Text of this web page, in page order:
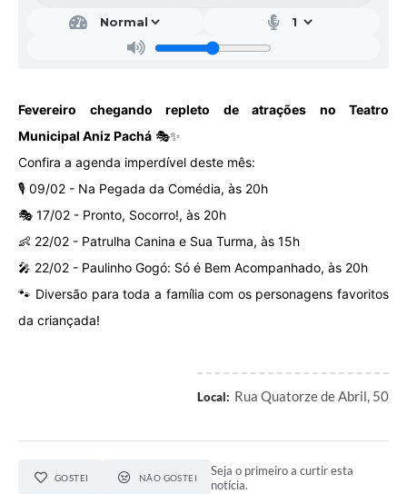
Jornal
Agenda
Diário Oficial
Contato
Fevereiro chegando repleto de atrações no Teatro
Municipal Aniz Pachá 🎭✨
Confira a agenda imperdível deste mês:
🎙️ 09/02 - Na Pegada da Comédia, às 20h
🎭 17/02 - Pronto, Socorro!, às 20h
👶 22/02 - Patrulha Canina e Sua Turma, às 15h
🎤 22/02 - Paulinho Gogó: Só é Bem Acompanhado, às 20h
🐾 Diversão para toda a família com os personagens favoritos
da criançada!
Local: Rua Quatorze de Abril, 50
GOSTEI NÃO GOSTEI
Seja o primeiro a curtir esta
notícia.